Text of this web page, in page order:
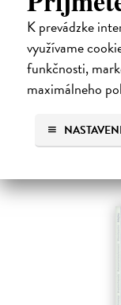
K prevádzke
využívame
funkčnosti,
maximálneho
Coulter Paul| Kniha
Všetci robíme
dejín. Kniha 10
osviežujúci výber
raz to bol…
Na sklade ?
17,90 € ?